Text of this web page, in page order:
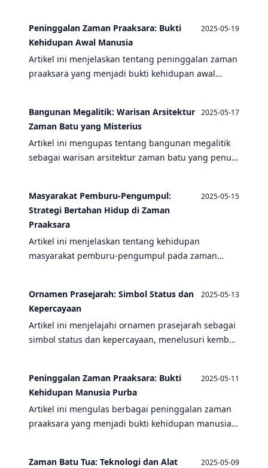
Peninggalan Zaman Praaksara: Bukti
Kehidupan Awal Manusia
2025-05-19
Artikel ini menjelaskan tentang peninggalan zaman
praaksara yang menjadi bukti kehidupan awal
Bangunan Megalitik: Warisan Arsitektur
Zaman Batu yang Misterius
2025-05-17
Artikel ini mengupas tentang bangunan megalitik
sebagai warisan arsitektur zaman batu yang penuh
Masyarakat Pemburu-Pengumpul:
Strategi Bertahan Hidup di Zaman
Praaksara
2025-05-15
Artikel ini menjelaskan tentang kehidupan
masyarakat pemburu-pengumpul pada zaman
perkembangan manusia.
Ornamen Prasejarah: Simbol Status dan
Kepercayaan
2025-05-13
Artikel ini menjelajahi ornamen prasejarah sebagai
simbol status dan kepercayaan, menelusuri kembali
Peninggalan Zaman Praaksara: Bukti
Kehidupan Manusia Purba
2025-05-11
Artikel ini mengulas berbagai peninggalan zaman
praaksara yang menjadi bukti kehidupan manusia
Zaman Batu Tua: Teknologi dan Alat
2025-05-09